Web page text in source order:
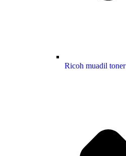
Ricoh muadil toner